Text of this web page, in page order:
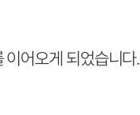
이어오게 되었습니다.